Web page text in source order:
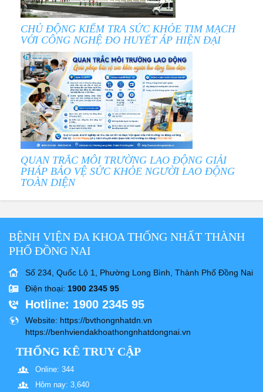
CHỦ ĐỘNG KIỂM TRA SỨC KHỎE TIM MẠCH
VỚI CÔNG NGHỆ ĐO HUYẾT ÁP HIỆN ĐẠI
QUAN TRẮC MÔI TRƯỜNG LAO ĐỘNG GIẢI
PHÁP BẢO VỆ SỨC KHỎE NGƯỜI LAO ĐỘNG
TOÀN DIỆN
BỆNH VIỆN ĐA KHOA THỐNG NHẤT THÀNH
PHỐ ĐỒNG NAI
Số 234, Quốc Lộ 1, Phường Long Bình, Thành Phố Đồng Nai
Điện thoại: 1900 2345 95
Hotline: 1900 2345 95
Website: https://bvthongnhatdn.vn
https://benhviendakhoathongnhatdongnai.vn
THỐNG KÊ TRUY CẬP
Online: 344
Hôm nay: 3,640